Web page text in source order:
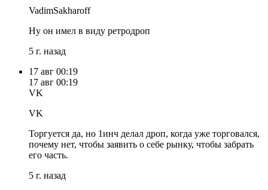
VadimSakharoff
Ну он имел в виду ретродроп
5 г. назад
17 авг 00:19
17 авг 00:19
VK
VK
Торгуется да, но 1инч делал дроп, когда уже торговался,
почему нет, чтобы заявить о себе рынку, чтобы забрать
его часть.
5 г. назад